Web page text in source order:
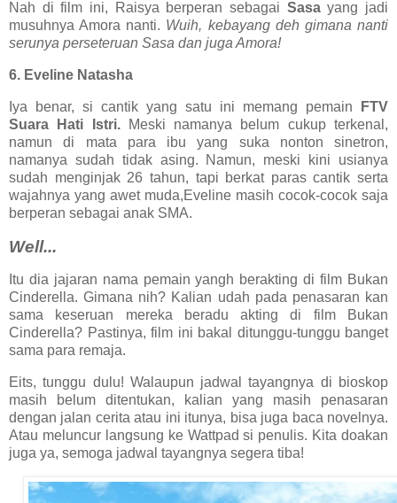
Nah di film ini, Raisya berperan sebagai Sasayang jadi
musuhnya Amora nanti. Wuih, kebayang deh gimana nanti
serunya perseteruan Sasa dan juga Amora!
6. Eveline Natasha
Iya benar, si cantik yang satu ini memang pemain
FTV
Suara Hati Istri.
Meski namanya belum cukup terkenal,
namun di mata para ibu yang suka nonton sinetron,
namanya sudah tidak asing. Namun, meski kini usianya
sudah menginjak 26 tahun, tapi berkat paras cantik serta
wajahnya yang awet muda,Eveline masih cocok-cocok saja
berperan sebagai anak SMA.
Well...
Itu dia jajaran nama pemain yangh berakting di film Bukan
Cinderella. Gimana nih? Kalian udah pada penasaran kan
sama keseruan mereka beradu akting di film Bukan
Cinderella? Pastinya, film ini bakal ditunggu-tunggu banget
sama para remaja.
Eits, tunggu dulu! Walaupun jadwal tayangnya di bioskop
masih belum ditentukan, kalian yang masih penasaran
dengan jalan cerita atau ini itunya, bisa juga baca novelnya.
Atau meluncur langsung ke Wattpad si penulis. Kita doakan
juga ya, semoga jadwal tayangnya segera tiba!